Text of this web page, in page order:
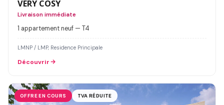
VERY COSY
Livraison immédiate
1 appartement neuf — T4
LMNP / LMP, Residence Principale
Découvrir
OFFRE EN COURS TVA RÉDUITE